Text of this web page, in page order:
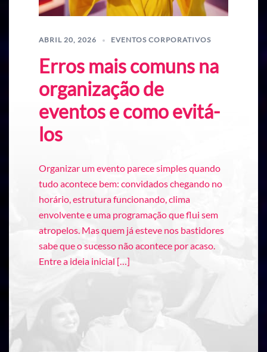
ABRIL 20, 2026 EVENTOS CORPORATIVOS
Erros mais comuns na
organização de
eventos e como evitá-
los
Organizar um evento parece simples quando
tudo acontece bem: convidados chegando no
horário, estrutura funcionando, clima
envolvente e uma programação que flui sem
atropelos. Mas quem já esteve nos bastidores
sabe que o sucesso não acontece por acaso.
Entre a ideia inicial […]